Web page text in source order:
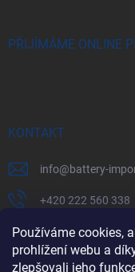
Používáme cookies,
prohlížení webu a
zlepšovali jeho
PŘIJÍMÁME ONLINE
KONTAKT
info@battery-
+420 222 560 338
+420 774 969 705